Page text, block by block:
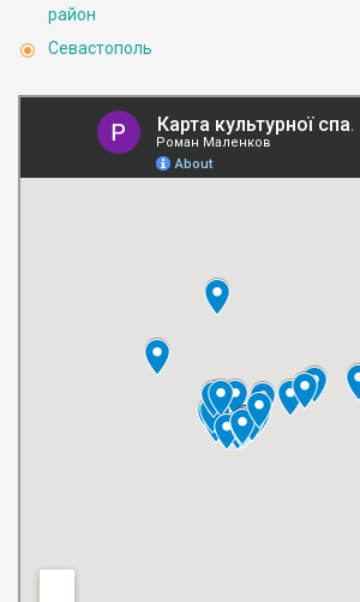
район
Севастополь